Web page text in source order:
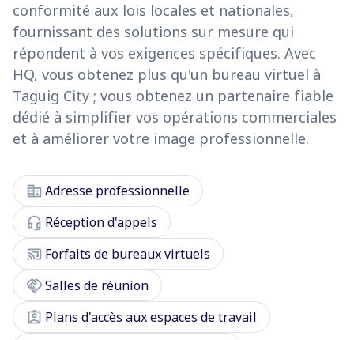
conformité aux lois locales et nationales,
fournissant des solutions sur mesure qui
répondent à vos exigences spécifiques. Avec
HQ, vous obtenez plus qu'un bureau virtuel à
Taguig City ; vous obtenez un partenaire fiable
dédié à simplifier vos opérations commerciales
et à améliorer votre image professionnelle.
corporate_fareAdresse professionnelle
headset_mic Réception d'appels
cast_connected Forfaits de bureaux virtuels
handshakeSalles de réunion
assignment_ind Plans d'accès aux espaces de travail